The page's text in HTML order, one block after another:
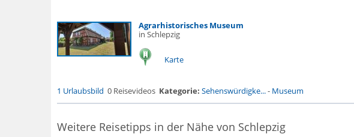
Agrarhistorisches Museum
in Schlepzig
Karte
1 Urlaubsbild 0 Reisevideos Kategorie: Sehenswürdigke...- Museum
Weitere Reisetipps in der Nähe von Schlepzig